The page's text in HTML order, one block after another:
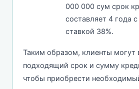
000 000 сум срок
составляет 4 года
ставкой 38%.
Таким образом, клиенты могут
подходящий срок и сумму
чтобы приобрести